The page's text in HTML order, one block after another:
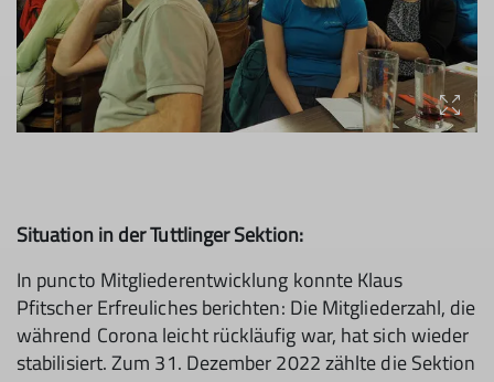
Situation in der Tuttlinger Sektion:
In puncto Mitgliederentwicklung konnte Klaus
Pfitscher Erfreuliches berichten: Die Mitgliederzahl, die
während Corona leicht rückläufig war, hat sich wieder
stabilisiert. Zum 31. Dezember 2022 zählte die Sektion